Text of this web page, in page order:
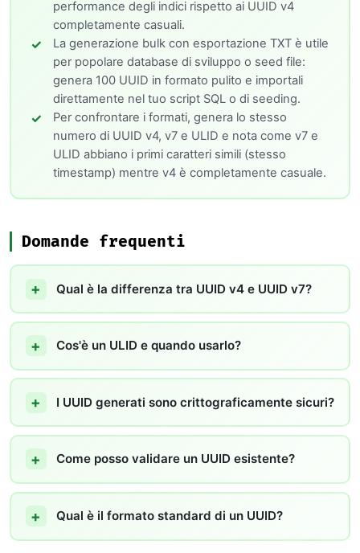
performance degli indici rispetto ai UUID v4
completamente casuali.
La generazione bulk con esportazione TXT è utile
per popolare database di sviluppo o seed file:
genera 100 UUID in formato pulito e importali
direttamente nel tuo script SQL o di seeding.
Per confrontare i formati, genera lo stesso
numero di UUID v4, v7 e ULID e nota come v7 e
ULID abbiano i primi caratteri simili (stesso
timestamp) mentre v4 è completamente casuale.
Domande frequenti
Qual è la differenza tra UUID v4 e UUID v7?
Cos'è un ULID e quando usarlo?
I UUID generati sono crittograficamente sicuri?
Come posso validare un UUID esistente?
Qual è il formato standard di un UUID?